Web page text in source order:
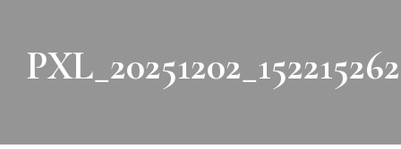
PXL_20251202_152215262